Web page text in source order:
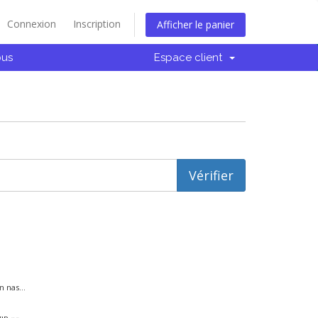
Connexion Inscription Afficher le panier
Espace client
nas...